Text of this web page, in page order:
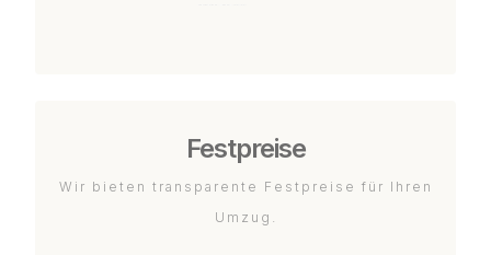
Festpreise
Wir bieten transparente Festpreise für Ihren
Umzug.